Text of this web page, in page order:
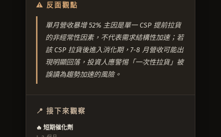
⚠ 反面觀點
單月營收暴增 52% 主因是單一 CSP 提前拉貨
的非經常性因素，不代表需求結構性加速；若
該 CSP 拉貨後進入消化期，7-8 月營收可能出
現明顯回落，投資人應警惕「一次性拉貨」被
誤讀為趨勢加速的風險。
📍 接下來觀察
🔥 短期催化劑